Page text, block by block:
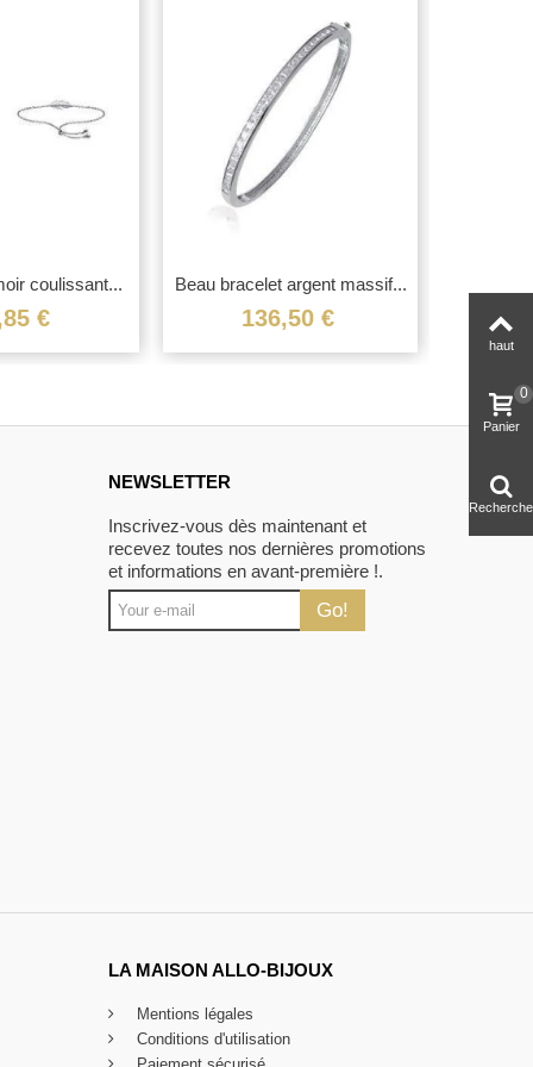
coulissant...
€
Beau bracelet argent massif...
136,50 €
NEWSLETTER
Inscrivez-vous dès maintenant et
recevez toutes nos dernières promotions
et informations en avant-première !.
Go!
LA MAISON ALLO-BIJOUX
Mentions légales
Conditions d'utilisation
haut
Panier
0